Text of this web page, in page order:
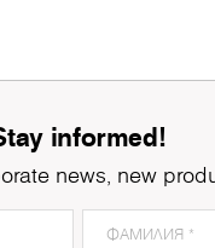
informed!
news, new